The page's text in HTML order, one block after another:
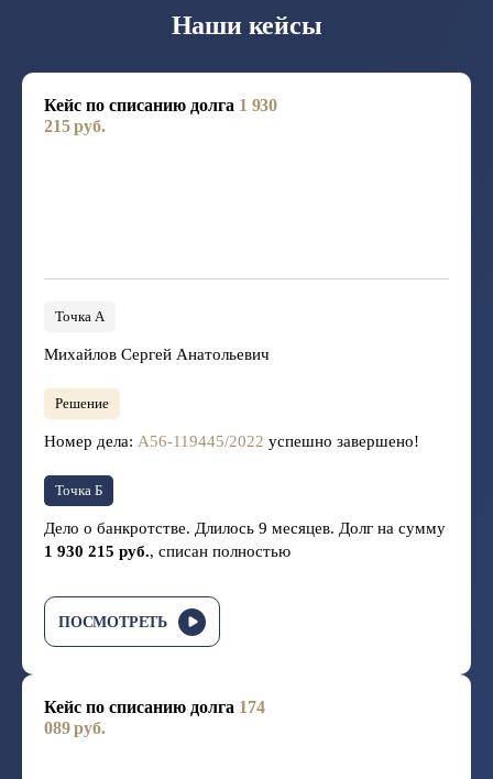
Наши кейсы
Кейс по списанию долга 1 930
215 руб.
Точка А
Михайлов Сергей Анатольевич
Решение
Номер дела: А56-119445/2022 успешно завершено!
Точка Б
Дело о банкротстве. Длилось 9 месяцев. Долг на сумму
1 930 215 руб., списан полностью
ПОСМОТРЕТЬ
Кейс по списанию долга 174
089 руб.